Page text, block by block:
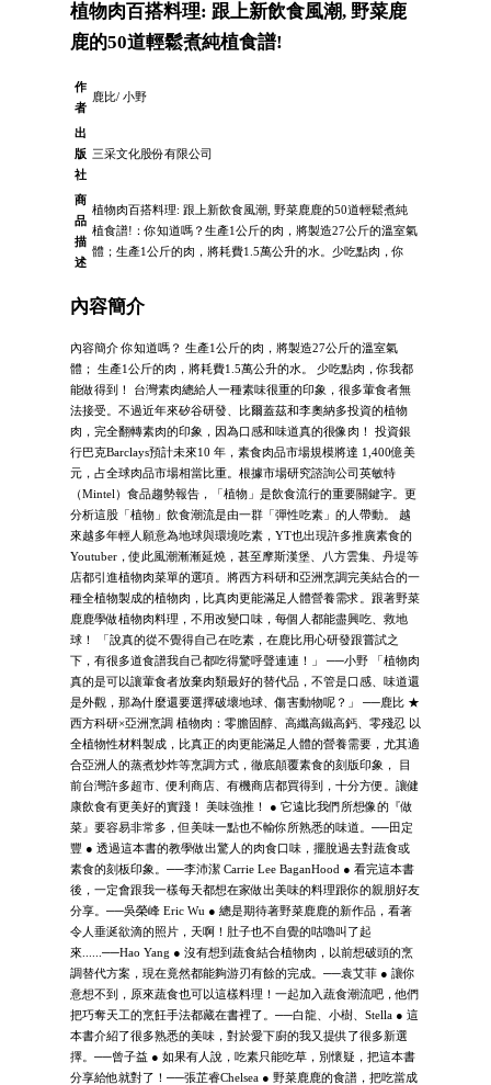
植物肉百搭料理: 跟上新飲食風潮, 野菜鹿
鹿的50道輕鬆煮純植食譜!
作
者
鹿比/ 小野
出
版
社
三采文化股份有限公司
商
品
描
述
植物肉百搭料理: 跟上新飲食風潮, 野菜鹿鹿的50道輕鬆煮純
植食譜!：你知道嗎？生產1公斤的肉，將製造27公斤的溫室氣
體；生產1公斤的肉，將耗費1.5萬公升的水。少吃點肉，你
內容簡介
內容簡介 你知道嗎？ 生產1公斤的肉，將製造27公斤的溫室氣
體； 生產1公斤的肉，將耗費1.5萬公升的水。 少吃點肉，你我都
能做得到！ 台灣素肉總給人一種素味很重的印象，很多葷食者無
法接受。不過近年來矽谷研發、比爾蓋茲和李奧納多投資的植物
肉，完全翻轉素肉的印象，因為口感和味道真的很像肉！ 投資銀
行巴克Barclays預計未來10 年，素食肉品市場規模將達 1,400億美
元，占全球肉品市場相當比重。根據市場研究諮詢公司英敏特
（Mintel）食品趨勢報告，「植物」是飲食流行的重要關鍵字。更
分析這股「植物」飲食潮流是由一群「彈性吃素」的人帶動。 越
來越多年輕人願意為地球與環境吃素，YT也出現許多推廣素食的
Youtuber，使此風潮漸漸延燒，甚至摩斯漢堡、八方雲集、丹堤等
店都引進植物肉菜單的選項。將西方科研和亞洲烹調完美結合的一
種全植物製成的植物肉，比真肉更能滿足人體營養需求。跟著野菜
鹿鹿學做植物肉料理，不用改變口味，每個人都能盡興吃、救地
球！ 「說真的從不覺得自己在吃素，在鹿比用心研發跟嘗試之
下，有很多道食譜我自己都吃得驚呼聲連連！」 ──小野 「植物肉
真的是可以讓葷食者放棄肉類最好的替代品，不管是口感、味道還
是外觀，那為什麼還要選擇破壞地球、傷害動物呢？」 ──鹿比 ★
西方科研×亞洲烹調 植物肉：零膽固醇、高纖高鐵高鈣、零殘忍 以
全植物性材料製成，比真正的肉更能滿足人體的營養需要，尤其適
合亞洲人的蒸煮炒炸等烹調方式，徹底顛覆素食的刻版印象， 目
前台灣許多超市、便利商店、有機商店都買得到，十分方便。讓健
康飲食有更美好的實踐！ 美味強推！ ● 它遠比我們所想像的『做
菜』要容易非常多，但美味一點也不輸你所熟悉的味道。──田定
豐 ● 透過這本書的教學做出驚人的肉食口味，擺脫過去對蔬食或
素食的刻板印象。──李沛潔 Carrie Lee BaganHood ● 看完這本書
後，一定會跟我一樣每天都想在家做出美味的料理跟你的親朋好友
分享。──吳榮峰 Eric Wu ● 總是期待著野菜鹿鹿的新作品，看著
令人垂涎欲滴的照片，天啊！肚子也不自覺的咕嚕叫了起
來......──Hao Yang ● 沒有想到蔬食結合植物肉，以前想破頭的烹
調替代方案，現在竟然都能夠游刃有餘的完成。──袁艾菲 ● 讓你
意想不到，原來蔬食也可以這樣料理！一起加入蔬食潮流吧，他們
把巧奪天工的烹飪手法都藏在書裡了。──白龍、小樹、Stella ● 這
本書介紹了很多熟悉的美味，對於愛下廚的我又提供了很多新選
擇。──曾子益 ● 如果有人說，吃素只能吃草，別懷疑，把這本書
分享給他就對了！──張芷睿Chelsea ● 野菜鹿鹿的食譜，把吃當成